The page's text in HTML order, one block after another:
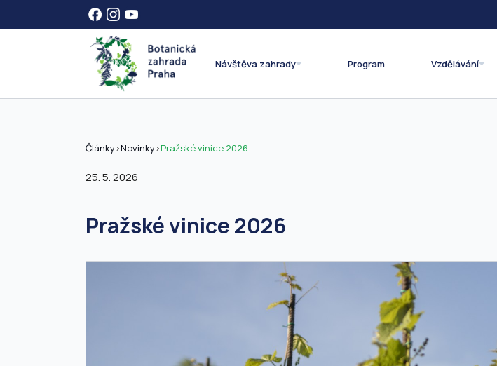
Návštěva zahrady Program Vzdělávání
Články>Novinky>Pražské vinice 2026
25. 5. 2026
Pražské vinice 2026